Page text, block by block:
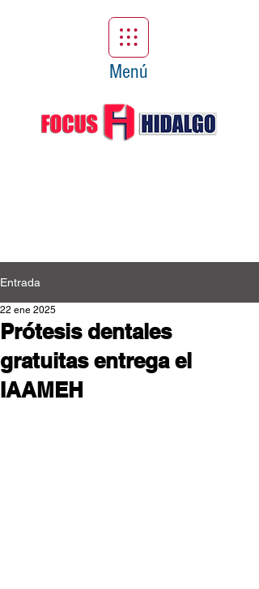
Menú
Entrada
Prótesis dentales
gratuitas entrega el
IAAMEH
22 ene 2025